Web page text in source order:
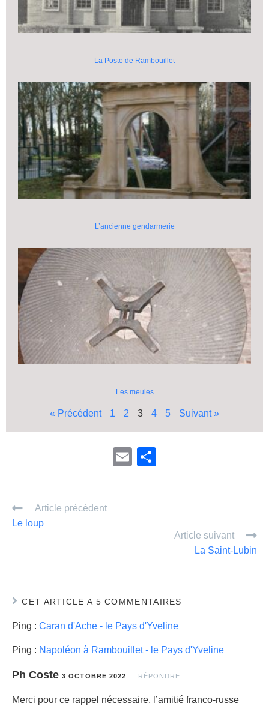
La Poste de Rambouillet
L’ancienne gendarmerie
Les meules
« Précédent 1 2 3 4 5 Suivant »
E
er
Article précédent
Le loup
Article suivant
La Saint-Lubin
CET ARTICLE A 5 COMMENTAIRES
Ping : Caran d'Ache - le Pays d'Yveline
Ping : Napoléon à Rambouillet - le Pays d'Yveline
Ph Coste 3 OCTOBRE 2022 RÉPONDRE
Merci pour ce rappel nécessaire, l’amitié franco-russe